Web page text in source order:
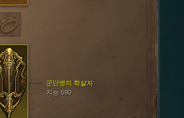
군단병의 학살자
지능 590